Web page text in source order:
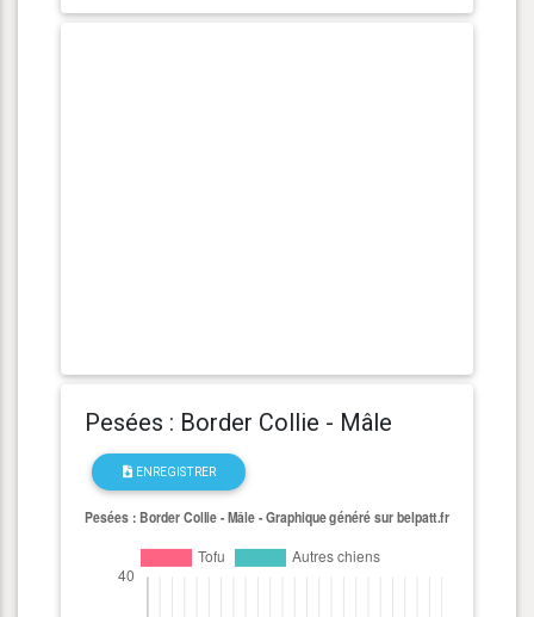
Pesées : Border Collie - Mâle
ENREGISTRER